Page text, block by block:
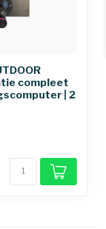
compleet
| 2